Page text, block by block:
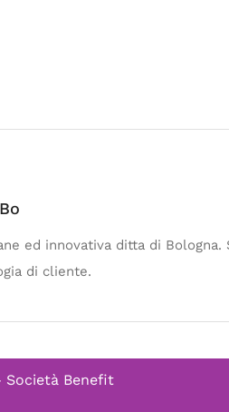
ed innovativa ditta di
di cliente.
Società Benefit